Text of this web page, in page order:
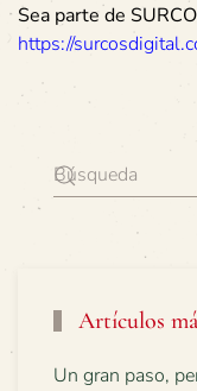
Sea parte de
https://
Artículos
Un gran paso,